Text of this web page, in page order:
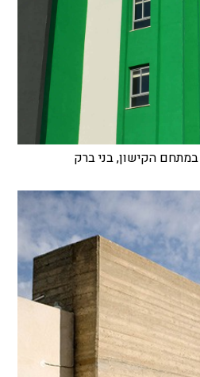
הקישון, בני ברק